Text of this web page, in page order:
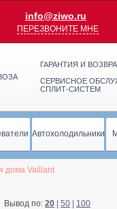
info@ziwo.ru
ПЕРЕЗВОНИТЕ МНЕ
ГАРАНТИЯ И
СЕРВИСНОЕ
СПЛИТ-СИСТЕМ
Автохолодильники
дома Vaillant
Вывод по: 20 50 100